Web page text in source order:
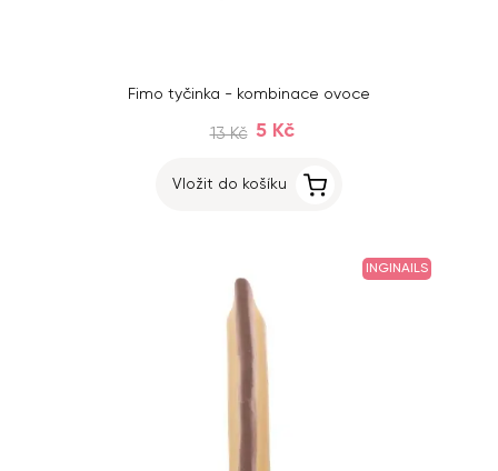
Fimo tyčinka - kombinace ovoce
13 Kč 5 Kč
Vložit do košíku
INGINAILS